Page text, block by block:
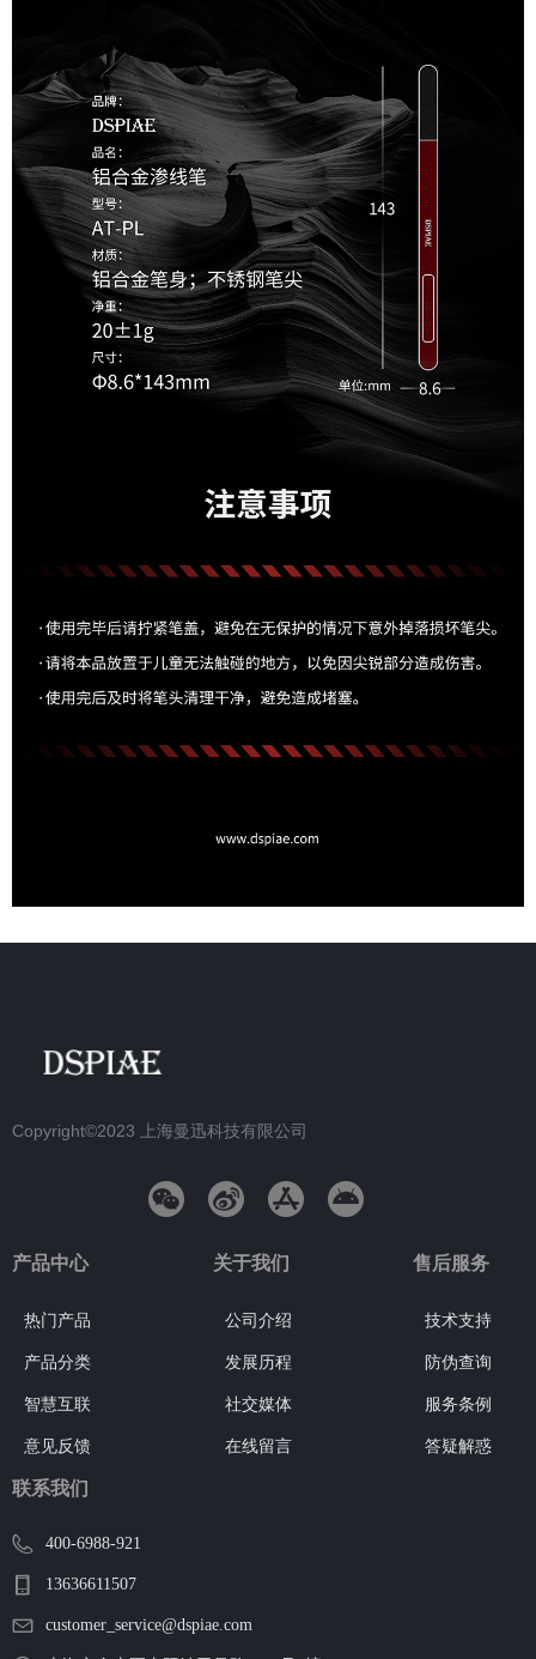
产品中心
热门产品
产品分类
智慧互联
意见反馈
公司介绍
发展历程
社交媒体
在线留言
关于我们
技术支持
防伪查询
服务条例
答疑解惑
售后服务
联系我们
400-6988-921
13636611507
customer_service@dspiae.com
Copyright©2023 上海曼迅科技有限公司